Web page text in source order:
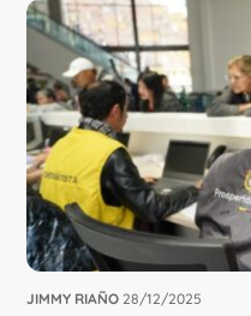
JIMMY RIAÑO 28/12/2025